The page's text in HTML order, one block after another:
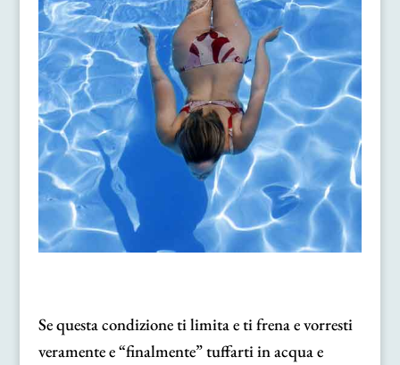
Se questa condizione ti limita e ti frena e vorresti
veramente e “finalmente” tuffarti in acqua e